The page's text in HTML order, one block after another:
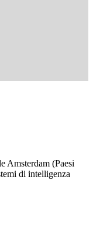
Amsterdam (Paesi
di intelligenza